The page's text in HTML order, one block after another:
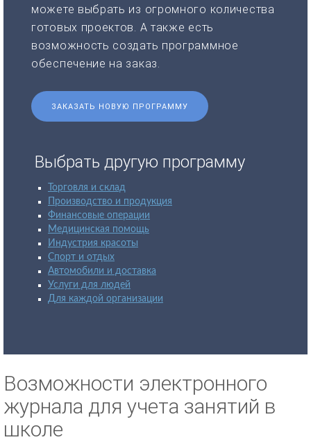
можете выбрать из огромного количества
готовых проектов. А также есть
возможность создать программное
обеспечение на заказ.
ЗАКАЗАТЬ НОВУЮ ПРОГРАММУ
Выбрать другую программу
Торговля и склад
Производство и продукция
Финансовые операции
Медицинская помощь
Индустрия красоты
Спорт и отдых
Автомобили и доставка
Услуги для людей
Для каждой организации
Возможности электронного
журнала для учета занятий в
школе